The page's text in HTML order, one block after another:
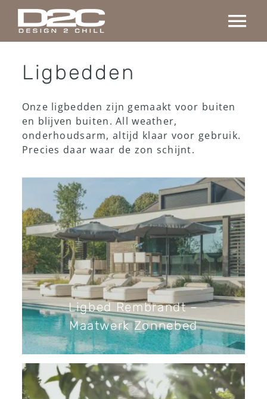
naar
inhoud
Collectie
Maatwerk
Projecten
Over ons
Contact
Showroom
Ligbedden
Onze ligbedden zijn gemaakt voor buiten
en blijven buiten. All weather,
onderhoudsarm, altijd klaar voor gebruik.
Precies daar waar de zon schijnt.
Ligbed Rembrandt –
Maatwerk Zonnebed